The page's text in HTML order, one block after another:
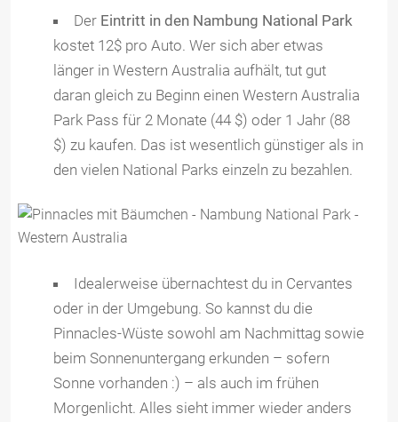
Der Eintritt in den Nambung National Park
kostet 12$ pro Auto. Wer sich aber etwas
länger in Western Australia aufhält, tut gut
daran gleich zu Beginn einen Western Australia
Park Pass für 2 Monate (44 $) oder 1 Jahr (88
$) zu kaufen. Das ist wesentlich günstiger als in
den vielen National Parks einzeln zu bezahlen.
Idealerweise übernachtest du in Cervantes
oder in der Umgebung. So kannst du die
Pinnacles-Wüste sowohl am Nachmittag sowie
beim Sonnenuntergang erkunden – sofern
Sonne vorhanden :) – als auch im frühen
Morgenlicht. Alles sieht immer wieder anders